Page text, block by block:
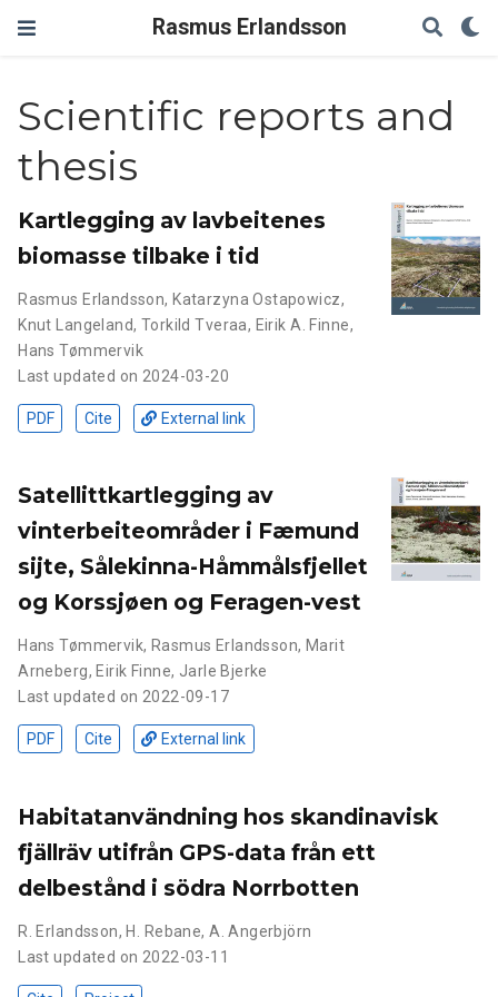
Rasmus Erlandsson
Scientific reports and
thesis
Kartlegging av lavbeitenes
biomasse tilbake i tid
Rasmus Erlandsson, Katarzyna Ostapowicz,
Knut Langeland, Torkild Tveraa, Eirik A. Finne,
Hans Tømmervik
Last updated on 2024-03-20
PDF Cite External link
Satellittkartlegging av
vinterbeiteområder i Fæmund
sijte, Sålekinna-Håmmålsfjellet
og Korssjøen og Feragen-vest
Hans Tømmervik, Rasmus Erlandsson, Marit
Arneberg, Eirik Finne, Jarle Bjerke
Last updated on 2022-09-17
PDF Cite External link
Habitatanvändning hos skandinavisk
fjällräv utifrån GPS-data från ett
delbestånd i södra Norrbotten
R. Erlandsson, H. Rebane,A. Angerbjörn
Last updated on 2022-03-11